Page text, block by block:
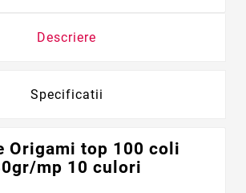
Descriere
Specificatii
Origami top 100 coli
mp 10 culori